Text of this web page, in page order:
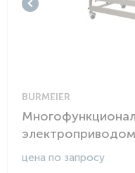
BURMEIER
цена по запросу